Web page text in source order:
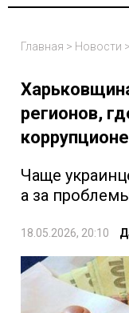
Главная > Новости >
регионов,
Чаще
а за
18.05.2026, 20:10